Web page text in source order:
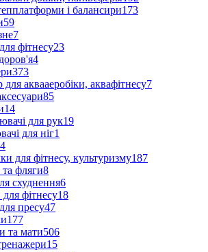
і балансири173
59
7
фітнесу23
4
373
для аквааеробіки, аквафітнесу7
85
14
для рук19
для ніг1
для фітнесу, культуризму187
фляги8
схуднення6
фітнесу18
пресу47
177
та мати506
15